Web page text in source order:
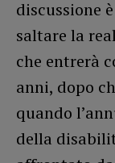
discussione
saltare la
che entrerà
anni, dopo
quando
della